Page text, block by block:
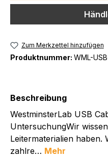
Zum Merkzettel hinzufügen
Produktnummer: WML-
Beschreibung
WestminsterLab USB
UntersuchungWir
Leitermaterialien haben.
zahlre… Mehr